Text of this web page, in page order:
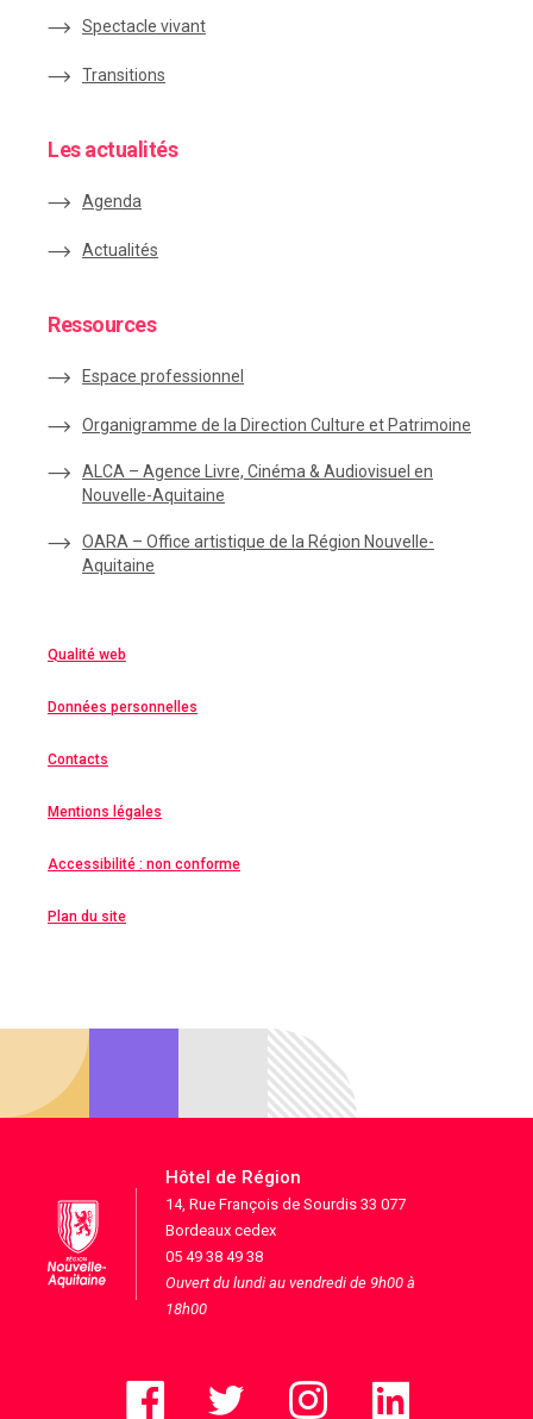
Spectacle vivant
Transitions
Les actualités
Agenda
Actualités
Ressources
Espace professionnel
Organigramme de la Direction Culture et Patrimoine
ALCA – Agence Livre, Cinéma & Audiovisuel en
Nouvelle-Aquitaine
OARA – Office artistique de la Région Nouvelle-
Aquitaine
Qualité web
Données personnelles
Contacts
Mentions légales
Accessibilité : non conforme
Plan du site
Hôtel de Région
14, Rue François de Sourdis 33 077
Bordeaux cedex
05 49 38 49 38
Ouvert du lundi au vendredi de 9h00 à
18h00